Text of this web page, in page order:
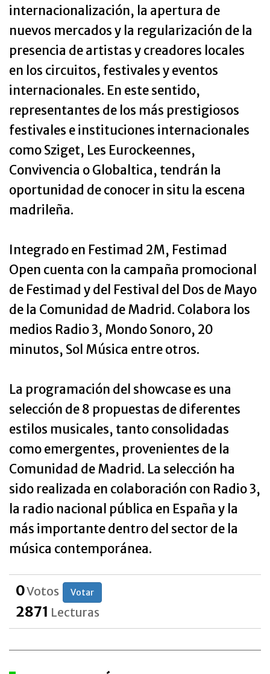
internacionalización, la apertura de
nuevos mercados y la regularización de la
presencia de artistas y creadores locales
en los circuitos, festivales y eventos
internacionales. En este sentido,
representantes de los más prestigiosos
festivales e instituciones internacionales
como Sziget, Les Eurockeennes,
Convivencia o Globaltica, tendrán la
oportunidad de conocer in situ la escena
madrileña.
Integrado en Festimad 2M, Festimad
Open cuenta con la campaña promocional
de Festimad y del Festival del Dos de Mayo
de la Comunidad de Madrid. Colabora los
medios Radio 3, Mondo Sonoro, 20
minutos, Sol Música entre otros.
La programación del showcase es una
selección de 8 propuestas de diferentes
estilos musicales, tanto consolidadas
como emergentes, provenientes de la
Comunidad de Madrid. La selección ha
sido realizada en colaboración con Radio 3,
la radio nacional pública en España y la
más importante dentro del sector de la
música contemporánea.
0Votos Votar
2871 Lecturas